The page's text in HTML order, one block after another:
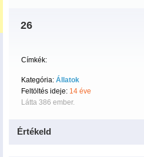
26
Címkék:
Kategória: Állatok
Feltöltés ideje: 14 éve
Látta 386 ember.
Értékeld